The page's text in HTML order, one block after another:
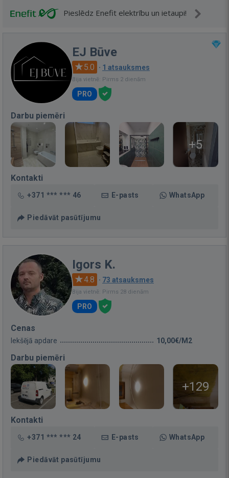
Pieslēdz Enefit elektrību un ietaupi!
EJ Būve
5.0 · 1 atsauksmes
Bija vietnē: Pirms 2 dienām
PRO
Darbu piemēri
+5
Kontakti
+371 *** *** 46 E-pasts WhatsApp
Piedāvāt pasūtījumu
Igors K.
4.8 · 73 atsauksmes
Bija vietnē: Pirms 28 dienām
PRO
Cenas
Iekšējā apdare 10,00€/M2
Darbu piemēri
+129
Kontakti
+371 *** *** 24 E-pasts WhatsApp
Piedāvāt pasūtījumu